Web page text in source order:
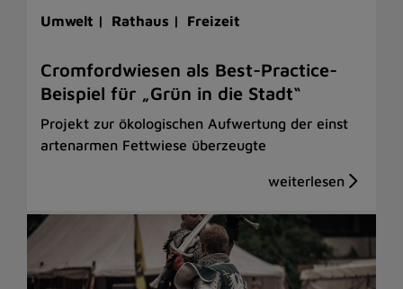
Umwelt | Rathaus | Freizeit
Cromfordwiesen als Best-Practice-
Beispiel für „Grün in die Stadt“
Projekt zur ökologischen Aufwertung der einst
artenarmen Fettwiese überzeugte